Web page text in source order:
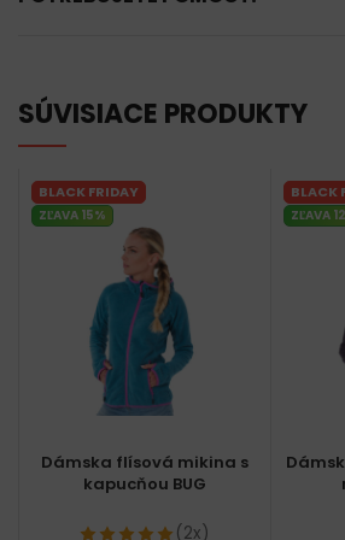
SÚVISIACE PRODUKTY
BLACK FRIDAY
ZĽAVA 15%
Dámska flísová mikina s
kapucňou BUG
(2x)
BLACK
ZĽAVA